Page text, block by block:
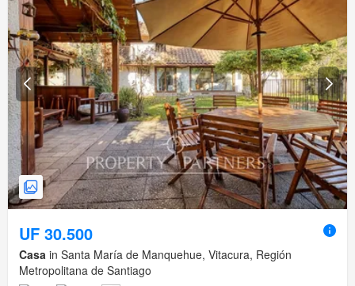
UF 30.500
Casa in Santa María de Manquehue, Vitacura, Región
Metropolitana de Santiago